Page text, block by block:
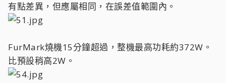
有點差異，但應屬相同，在誤差值範圍內。
FurMark燒機15分鐘超過，整機最高功耗約372W。
比預設稍高2W。